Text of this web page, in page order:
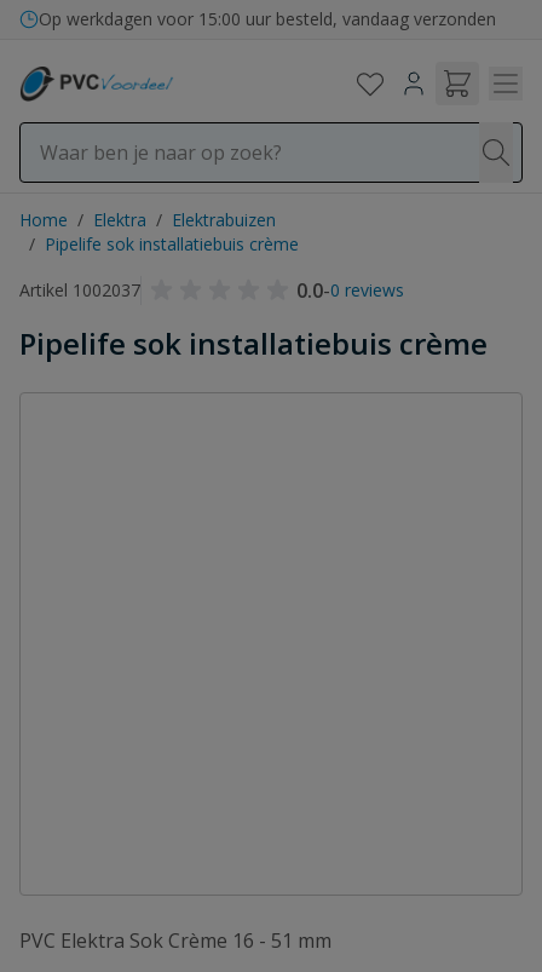
Ga naar de inhoud
Op werkdagen voor 15:00 uur besteld, vandaag verzonden
Home / Elektra / Elektrabuizen
/ Pipelife sok installatiebuis crème
Artikel 1002037
0.0-0 reviews
Pipelife sok installatiebuis crème
PVC Elektra Sok Crème 16 - 51 mm